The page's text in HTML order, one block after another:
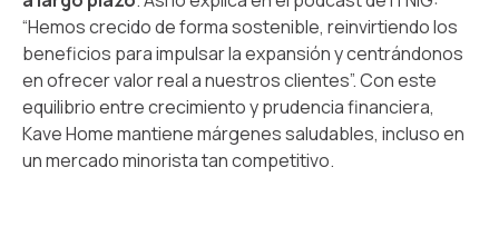
“Hemos crecido de forma sostenible, reinvirtiendo los
beneficios para impulsar la expansión y centrándonos
en ofrecer valor real a nuestros clientes”. Con este
equilibrio entre crecimiento y prudencia financiera,
Kave Home mantiene márgenes saludables, incluso en
un mercado minorista tan competitivo.